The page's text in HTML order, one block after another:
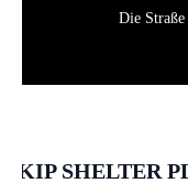
Die
KIP SHELTER